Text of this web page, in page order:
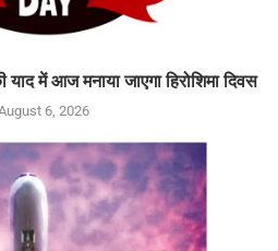
याद में आज मनाया जाएगा हिरोशिमा दिवस
6, 2026